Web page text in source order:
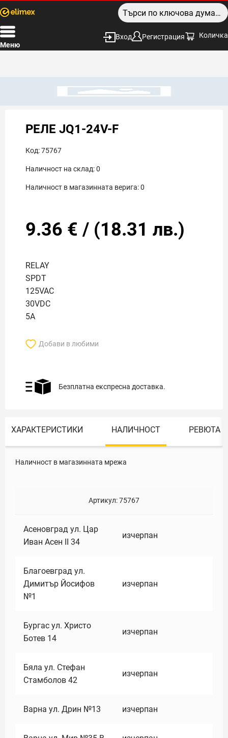
Меню
Вход Регистрация Количка
РЕЛЕ JQ1-24V-F
Код:75767
Наличност на склад:0
Наличност в магазинната верига:0
9.36 € / (18.31 лв.)
RELAY
SPDT
125VAC
30VDC
5A
Добави в любими
Безплатна експресна доставка.
ХАРАКТЕРИСТИКИ НАЛИЧНОСТ РЕВЮТА
Наличност в магазинната мрежа
Артикул:75767
Асеновград ул. Цар
Иван Асен II 34
изчерпан
Благоевград ул.
Димитър Йосифов
№1
изчерпан
Бургас ул. Христо
Ботев 14
изчерпан
Бяла ул. Стефан
Стамболов 42
изчерпан
Варна ул. Дрин №13 изчерпан